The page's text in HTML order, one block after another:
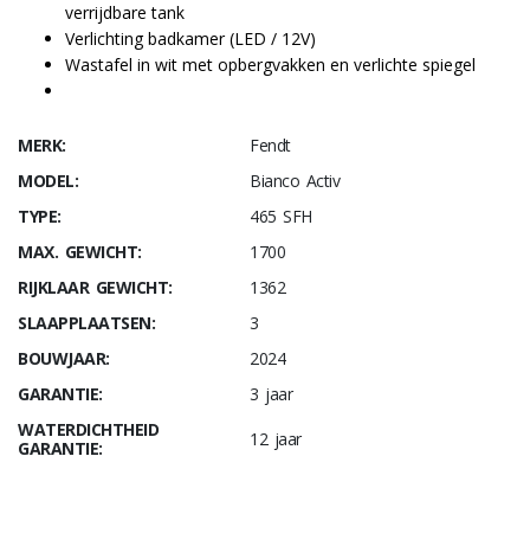
verrijdbare tank
Verlichting badkamer (LED / 12V)
Wastafel in wit met opbergvakken en verlichte spiegel
MERK:
Fendt
MODEL:
Bianco Activ
TYPE:
465 SFH
MAX. GEWICHT:
1700
RIJKLAAR GEWICHT:
1362
SLAAPPLAATSEN:
3
BOUWJAAR:
2024
GARANTIE:
3 jaar
WATERDICHTHEID
GARANTIE:
12 jaar